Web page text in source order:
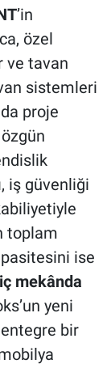
’in
özel
ve tavan
sistemleri
proje
özgün
iş güvenliği
toplam
ise
mekânda
yeni
bir